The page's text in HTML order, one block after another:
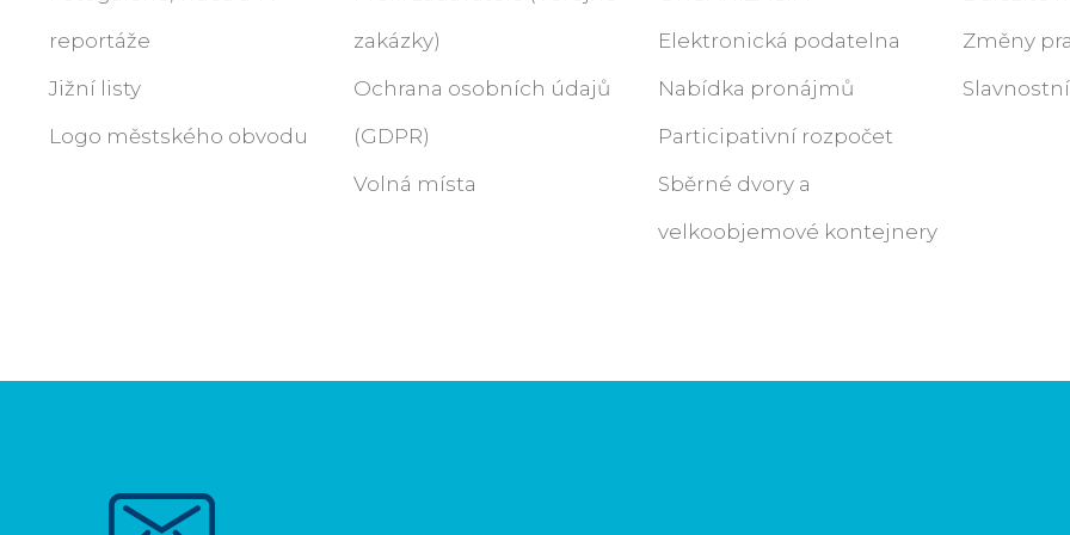
reportáže
Jižní listy
Logo městského obvodu
zakázky)
Ochrana osobních údajů
(GDPR)
Volná místa
Elektronická podatelna
Nabídka pronájmů
Participativní rozpočet
Sběrné dvory a
velkoobjemové kontejnery
Změny